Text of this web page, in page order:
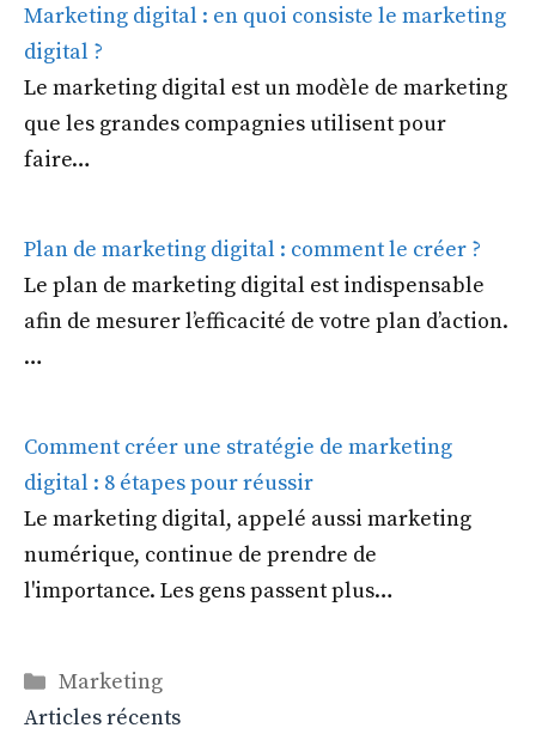
Marketing digital : en quoi consiste le marketing
digital ?
Le marketing digital est un modèle de marketing
que les grandes compagnies utilisent pour
faire…
Plan de marketing digital : comment le créer ?
Le plan de marketing digital est indispensable
afin de mesurer l’efficacité de votre plan d’action.
…
Comment créer une stratégie de marketing
digital : 8 étapes pour réussir
Le marketing digital, appelé aussi marketing
numérique, continue de prendre de
l'importance. Les gens passent plus…
Catégories
Marketing
Articles récents